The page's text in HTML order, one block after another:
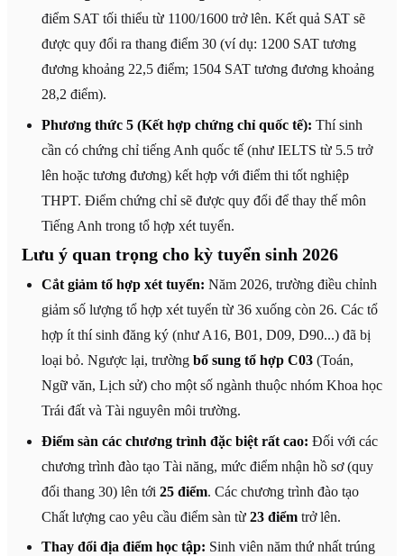
điểm SAT tối thiểu từ 1100/1600 trở lên. Kết quả SAT sẽ
được quy đổi ra thang điểm 30 (ví dụ: 1200 SAT tương
đương khoảng 22,5 điểm; 1504 SAT tương đương khoảng
28,2 điểm).
Phương thức 5 (Kết hợp chứng chỉ quốc tế): Thí sinh
cần có chứng chỉ tiếng Anh quốc tế (như IELTS từ 5.5 trở
lên hoặc tương đương) kết hợp với điểm thi tốt nghiệp
THPT. Điểm chứng chỉ sẽ được quy đổi để thay thế môn
Tiếng Anh trong tổ hợp xét tuyển.
Lưu ý quan trọng cho kỳ tuyển sinh 2026
Cắt giảm tổ hợp xét tuyển: Năm 2026, trường điều chỉnh
giảm số lượng tổ hợp xét tuyển từ 36 xuống còn 26. Các tổ
hợp ít thí sinh đăng ký (như A16, B01, D09, D90...) đã bị
loại bỏ. Ngược lại, trường bổ sung tổ hợp C03(Toán,
Ngữ văn, Lịch sử) cho một số ngành thuộc nhóm Khoa học
Trái đất và Tài nguyên môi trường.
Điểm sàn các chương trình đặc biệt rất cao: Đối với các
chương trình đào tạo Tài năng, mức điểm nhận hồ sơ (quy
đổi thang 30) lên tới 25 điểm. Các chương trình đào tạo
Chất lượng cao yêu cầu điểm sàn từ 23 điểmtrở lên.
Thay đổi địa điểm học tập: Sinh viên năm thứ nhất trúng